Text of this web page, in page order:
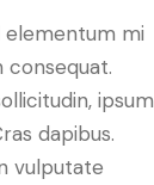
elementum mi
consequat.
ipsum
dapibus.
vulputate